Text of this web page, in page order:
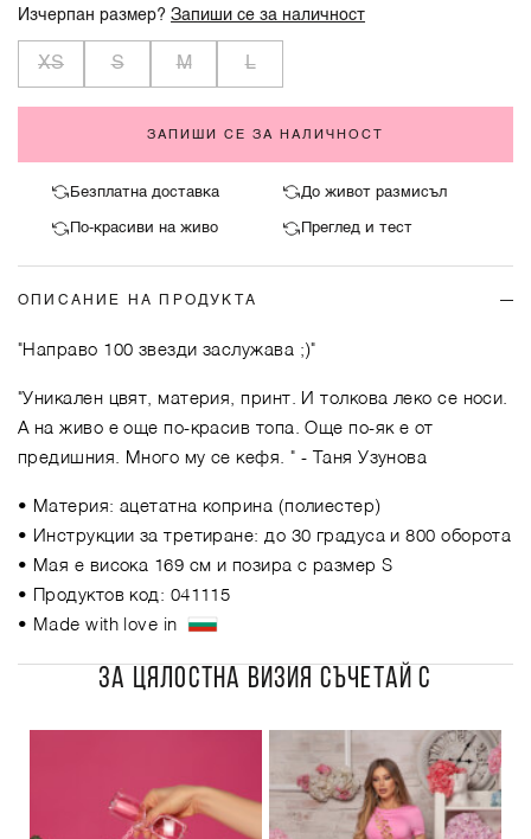
Изчерпан размер?Запиши се за наличност
XS S M L
ЗАПИШИ СЕ ЗА НАЛИЧНОСТ
Безплатна доставка До живот размисъл
По-красиви на живо Преглед и тест
ОПИСАНИЕ НА ПРОДУКТА
"Направо 100 звезди заслужава ;)"
"Уникален цвят, материя, принт. И толкова леко се носи.
А на живо е още по-красив топа. Още по-як е от
предишния. Много му се кефя. " - Таня Узунова
• Материя: ацетатна коприна (полиестер)
• Инструкции за третиране: до 30 градуса и 800 оборота
• Мая е висока 169 см и позира с размер S
• Продуктов код: 041115
• Made with love in
ЗА ЦЯЛОСТНА ВИЗИЯ СЪЧЕТАЙ С